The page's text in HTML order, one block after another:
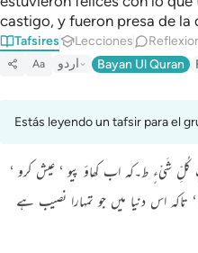
castigo, y fueron presa de la
Tafsires Lecciones
Aa اردو Bayan Ul Quran
Estás leyendo un tafsir para el
اَبْوَابَ کُلِّ شَیْءٍ ط۔کہ اب کھاؤ پیو ‘ عیش کرو ‘
تاکہ اس دنیا میں جو تمہارا نصیب ہے